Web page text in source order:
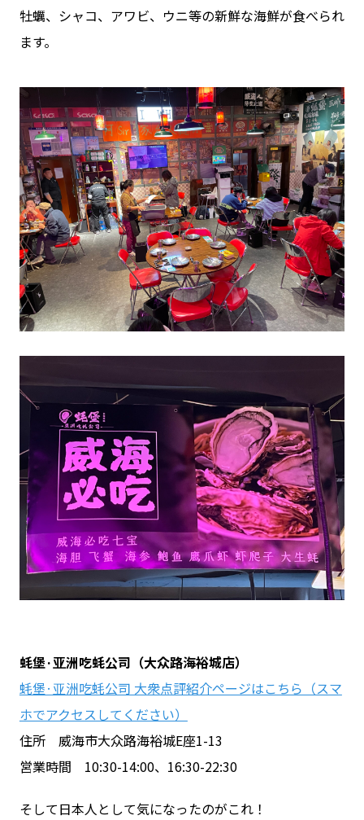
牡蠣、シャコ、アワビ、ウニ等の新鮮な海鮮が食べられ
ます。
蚝堡·亚洲吃蚝公司（大众路海裕城店）
蚝堡·亚洲吃蚝公司 大衆点評紹介ページはこちら（スマ
ホでアクセスしてください）
住所 威海市大众路海裕城E座1-13
営業時間 10:30-14:00、16:30-22:30
そして日本人として気になったのがこれ！